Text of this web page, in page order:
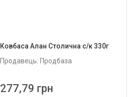
Ковбаса Алан Столична с/к 330г
Продавець: Продбаза
277,79 грн